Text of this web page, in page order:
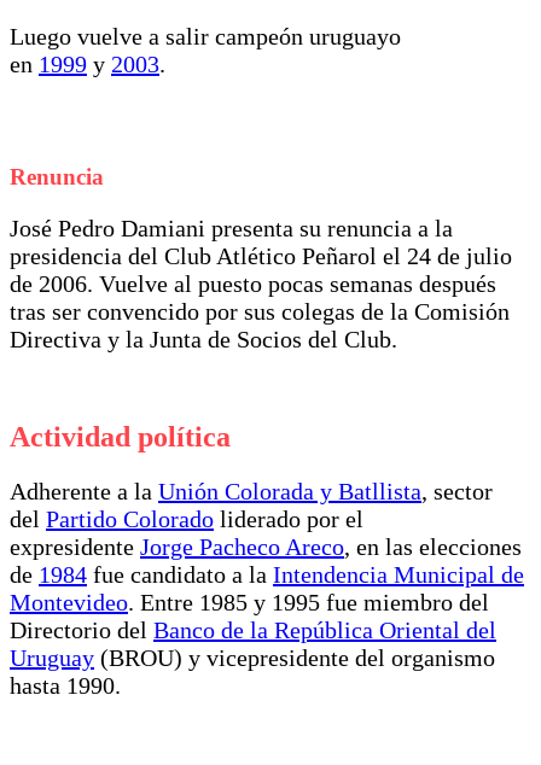
Luego vuelve a salir campeón uruguayo
en 1999 y 2003.
Renuncia
José Pedro Damiani presenta su renuncia a la
presidencia del Club Atlético Peñarol el 24 de julio
de 2006. Vuelve al puesto pocas semanas después
tras ser convencido por sus colegas de la Comisión
Directiva y la Junta de Socios del Club.
Actividad política
Adherente a la Unión Colorada y Batllista, sector
del Partido Colorado liderado por el
expresidente Jorge Pacheco Areco, en las elecciones
de 1984 fue candidato a la Intendencia Municipal de
Montevideo. Entre 1985 y 1995 fue miembro del
Directorio del Banco de la República Oriental del
Uruguay (BROU) y vicepresidente del organismo
hasta 1990.